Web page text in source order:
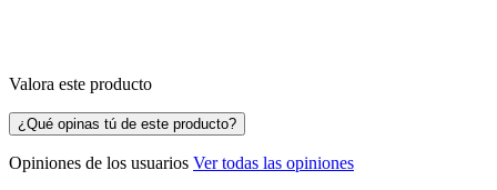
Valora este producto
¿Qué opinas tú de este producto?
Opiniones de los usuarios Ver todas las opiniones